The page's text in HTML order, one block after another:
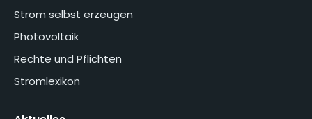
Strom selbst erzeugen
Photovoltaik
Rechte und Pflichten
Stromlexikon